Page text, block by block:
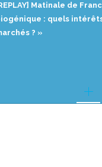
Matinale de France gaz «
quels intérêts, pour